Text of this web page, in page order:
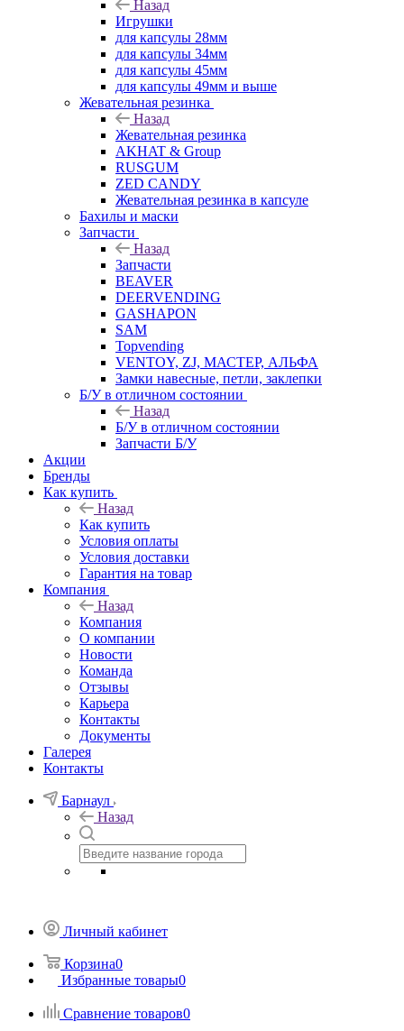
Назад
Игрушки
для капсулы 28мм
для капсулы 34мм
для капсулы 45мм
для капсулы 49мм и выше
Жевательная резинка
Назад
Жевательная резинка
AKHAT & Group
RUSGUM
ZED CANDY
Жевательная резинка в капсуле
Бахилы и маски
Запчасти
Назад
Запчасти
BEAVER
DEERVENDING
GASHAPON
SAM
Topvending
VENTOY, ZJ, МАСТЕР, АЛЬФА
Замки навесные, петли, заклепки
Б/У в отличном состоянии
Назад
Б/У в отличном состоянии
Запчасти Б/У
Акции
Бренды
Как купить
Назад
Как купить
Условия оплаты
Условия доставки
Гарантия на товар
Компания
Назад
Компания
О компании
Новости
Команда
Отзывы
Карьера
Контакты
Документы
Галерея
Контакты
Барнаул
Назад
Личный кабинет
Корзина0
Избранные товары0
Сравнение товаров0